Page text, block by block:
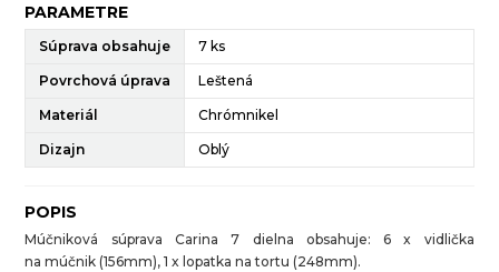
PARAMETRE
Súprava obsahuje 7 ks
Povrchová úprava Leštená
Materiál Chrómnikel
Dizajn Oblý
POPIS
Múčniková súprava Carina 7 dielna obsahuje: 6 x vidlička
na múčnik (156mm), 1 x lopatka na tortu (248mm).